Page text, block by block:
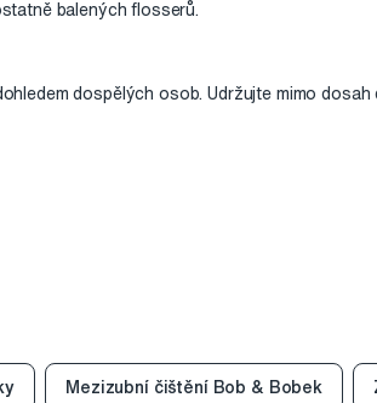
balených flosserů.
dospělých osob. Udržujte mimo dosah
Mezizubní čištění Bob & Bobek